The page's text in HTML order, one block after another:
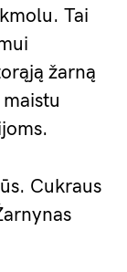
Tai
žarną
Cukraus